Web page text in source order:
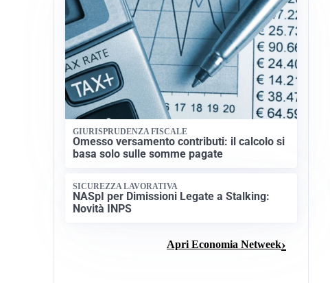
GIURISPRUDENZA FISCALE
Omesso versamento contributi: il calcolo si
basa solo sulle somme pagate
SICUREZZA LAVORATIVA
NASpI per Dimissioni Legate a Stalking:
Novità INPS
Apri Economia Netweek